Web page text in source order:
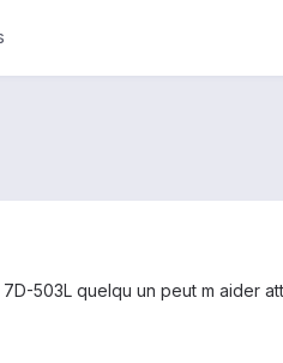
503L quelqu un peut m aider